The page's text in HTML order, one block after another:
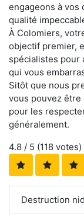
engageons à vos
qualité
À Colomiers,
objectif premier,
spécialistes pour
qui vous
Sitôt que nous
vous pouvez
pour les
généralement.
4.8 / 5 (118 votes)
Destruction